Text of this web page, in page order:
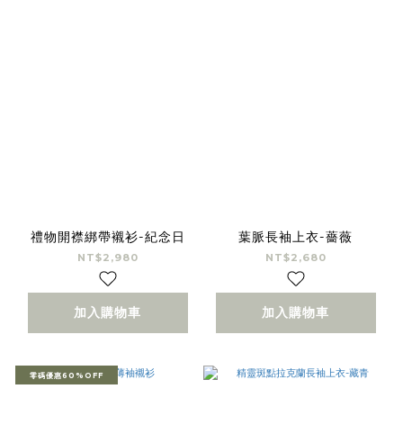
禮物開襟綁帶襯衫-紀念日
NT$2,980
加入購物車
葉脈長袖上衣-薔薇
NT$2,680
加入購物車
零碼優惠60%OFF